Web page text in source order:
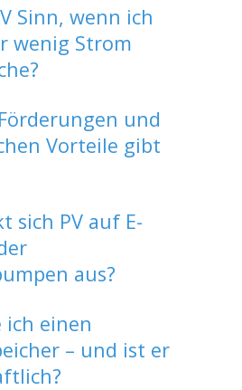
Sinn, wenn ich
wenig Strom
und
Vorteile gibt
sich PV auf E-
aus?
ich einen
– und ist er